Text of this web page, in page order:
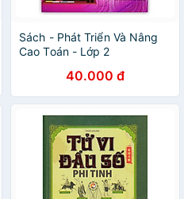
Sách - Phát Triển Và Nâng
Cao Toán - Lớp 2
40.000 đ